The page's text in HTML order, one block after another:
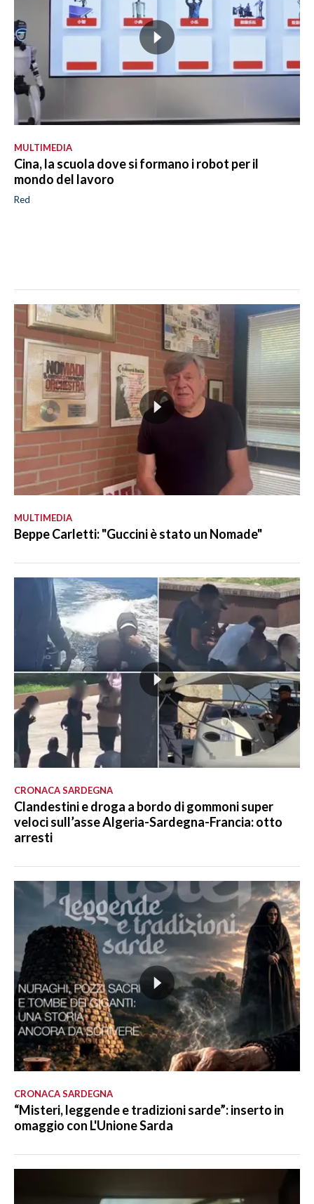
MULTIMEDIA
Cina, la scuola dove si formano i robot per il
mondo del lavoro
Red
MULTIMEDIA
Beppe Carletti: "Guccini è stato un Nomade"
CRONACA SARDEGNA
Clandestini e droga a bordo di gommoni super
veloci sull’asse Algeria-Sardegna-Francia: otto
arresti
CRONACA SARDEGNA
“Misteri, leggende e tradizioni sarde”: inserto in
omaggio con L'Unione Sarda